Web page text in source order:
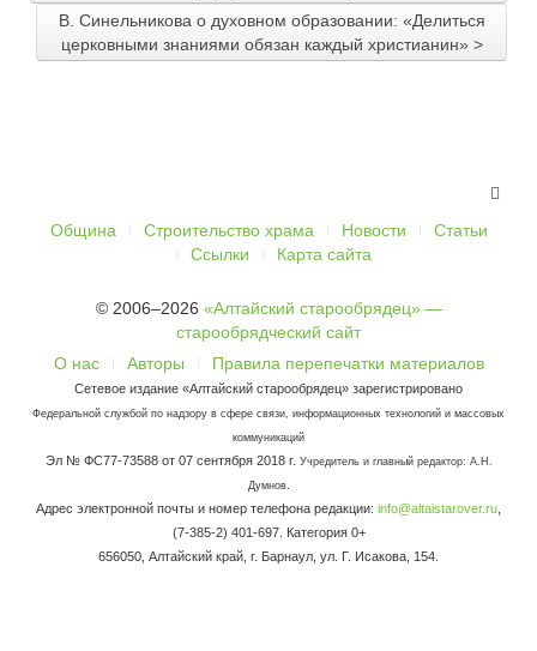
В. Синельникова о духовном образовании: «Делиться
церковными знаниями обязан каждый христианин» >
Община Строительство храма Новости
Статьи
Ссылки
Карта сайта
© 2006–2026 «Алтайский старообрядец» —
старообрядческий сайт
О нас
Авторы Правила перепечатки материалов
Сетевое издание «Алтайский старообрядец» зарегистрировано
Федеральной службой по надзору в сфере связи, информационных технологий и массовых
коммуникаций
Эл № ФС77-73588 от 07 сентября 2018 г. Учредитель и главный редактор: А.Н.
Думнов.
Адрес электронной почты и номер телефона редакции: info@altaistarover.ru
(7-385-2) 401-697. Категория 0+
656050, Алтайский край, г. Барнаул, ул. Г. Исакова, 154.